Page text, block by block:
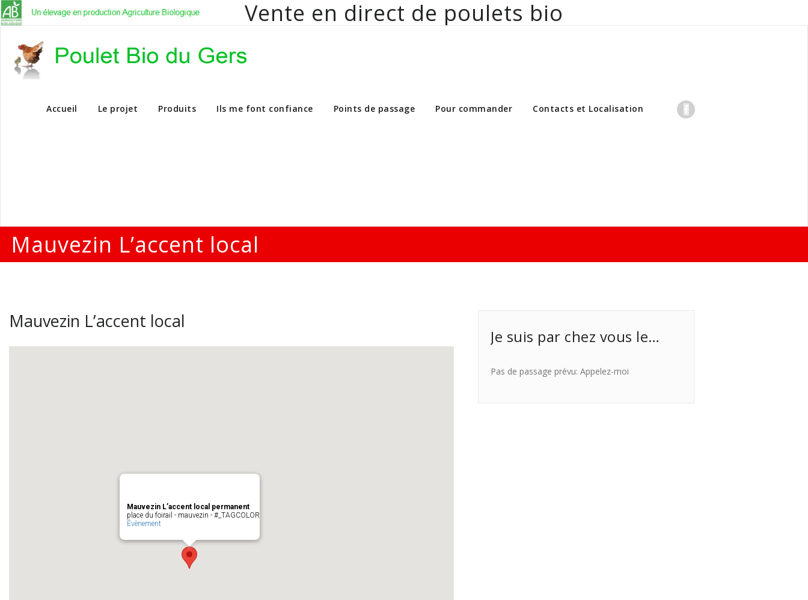
Vente en direct de poulets bio
Vente en direct de poulets bio aux particuliers et professionnels
Accueil Le projet Produits Ils me font confiance Points de passage Pour commander Contacts et Localisation
Mauvezin L’accent local
Mauvezin L’accent local
Mauvezin L’accent local permanent
place du foirail - mauvezin - #_TAGCOLOR
Évènement
Je suis par chez vous le…
Pas de passage prévu: Appelez-moi